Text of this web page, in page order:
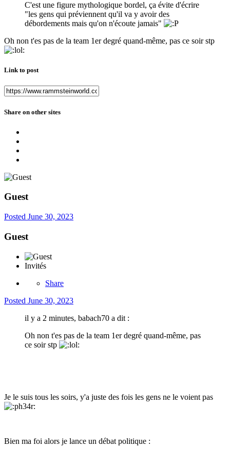
C'est une figure mythologique bordel, ça évite d'écrire
"les gens qui préviennent qu'il va y avoir des
débordements mais qu'on n'écoute jamais"
Oh non t'es pas de la team 1er degré quand-même, pas ce soir stp
Link to post
Share on other sites
Guest
Posted June 30, 2023
Guest
Invités
Share
Posted June 30, 2023
il y a 2 minutes, babach70 a dit :
Oh non t'es pas de la team 1er degré quand-même, pas
ce soir stp
Je le suis tous les soirs, y'a juste des fois les gens ne le voient pas
Bien ma foi alors je lance un débat politique :